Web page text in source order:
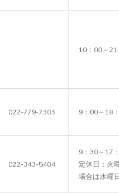
10：00～21
022-779-7303 9：00～18
022-343-5404
9：30～17
定休日：火
場合は水曜